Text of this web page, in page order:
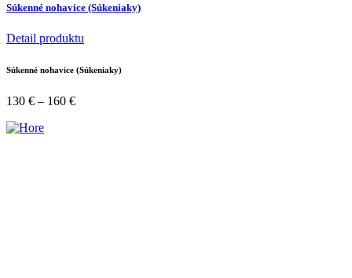
Súkenné nohavice (Súkeniaky)
Detail produktu
Súkenné nohavice (Súkeniaky)
130 € – 160 €